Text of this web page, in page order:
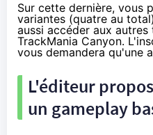
Sur cette dernière, vous
variantes (quatre au
aussi accéder aux
TrackMania Canyon.
vous demandera qu'une
L'éditeur
un gameplay